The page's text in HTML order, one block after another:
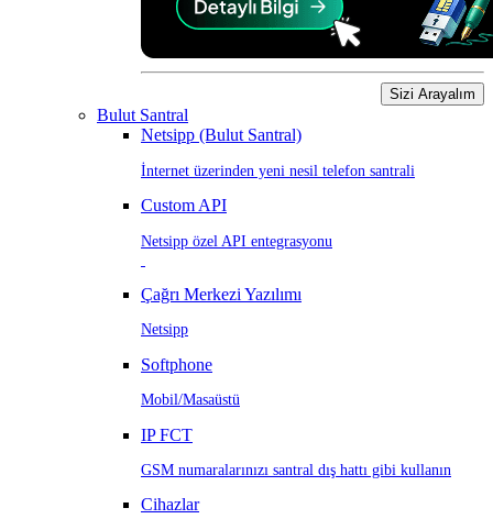
Sizi Arayalım
Bulut Santral
Netsipp (Bulut Santral)
İnternet üzerinden yeni nesil telefon santrali
Custom API
Netsipp özel API entegrasyonu
Çağrı Merkezi Yazılımı
Netsipp
Softphone
Mobil/Masaüstü
IP FCT
GSM numaralarınızı santral dış hattı gibi kullanın
Cihazlar